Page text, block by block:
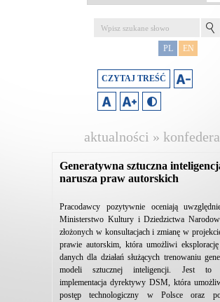
PL EN
CZYTAJ TREŚĆ
aktualności »
Generatywna sztuczna
narusza praw autorskich
Pracodawcy pozytywnie oceniają
Ministerstwo Kultury i Dziedzictwa
złożonych w konsultacjach i zmianę w
prawie autorskim, która umożliwi
danych dla działań służących trenowaniu
modeli sztucznej inteligencji. Jest to
implementacja dyrektywy DSM, która
postęp technologiczny w Polsce oraz